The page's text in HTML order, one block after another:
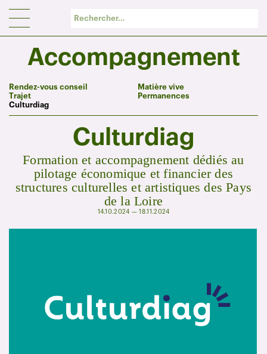
Accompagnement
Rendez-vous conseil
Trajet
Culturdiag
Matière vive
Permanences
Culturdiag
Formation et accompagnement dédiés au
pilotage économique et financier des
structures culturelles et artistiques des Pays
de la Loire
14.10.2024 — 18.11.2024